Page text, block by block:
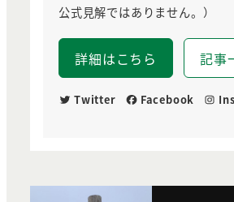
公式見解ではありません。）
詳細はこちら 記事
Twitter Facebook